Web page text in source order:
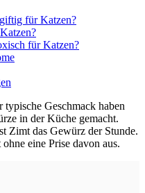
für Katzen?
für Katzen?
Geschmack haben
in der Küche gemacht.
Zimt das Gewürz der Stunde.
eine Prise davon aus.